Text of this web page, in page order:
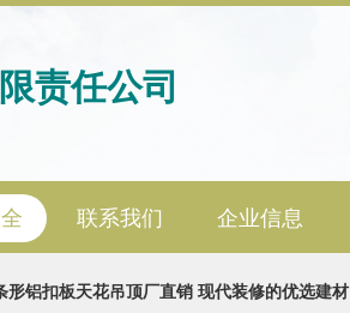
责任公司
联系我们 企业信息
形铝扣板天花吊顶厂直销 现代装修的优选建材